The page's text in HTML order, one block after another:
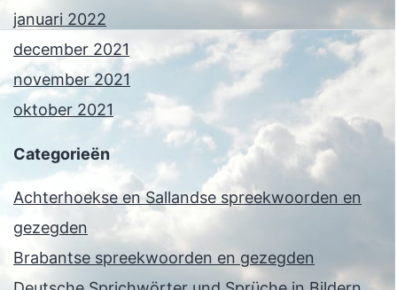
januari 2022
december 2021
november 2021
oktober 2021
Categorieën
Achterhoekse en Sallandse spreekwoorden en
gezegden
Brabantse spreekwoorden en gezegden